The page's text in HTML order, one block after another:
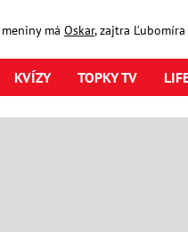
meniny má Oskar, zajtra Ľubomíra
KVÍZY TOPKY TV